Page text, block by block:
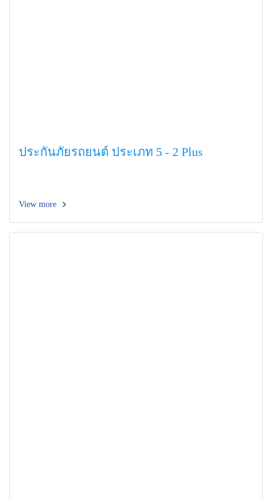
ประกันภัยรถยนต์ ประเภท 5 - 2 Plus
View more